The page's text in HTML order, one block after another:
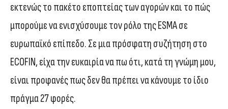
εκτενώς το πακέτο εποπτείας των αγορών και το πώς
μπορούμε να ενισχύσουμε τον ρόλο της ESMA σε
ευρωπαϊκό επίπεδο. Σε μια πρόσφατη συζήτηση στο
ECOFIN, είχα την ευκαιρία να πω ότι, κατά τη γνώμη μου,
είναι προφανές πως δεν θα πρέπει να κάνουμε το ίδιο
πράγμα 27 φορές.